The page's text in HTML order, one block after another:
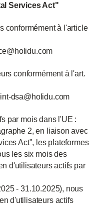
Services Act"
conformément à l'article
conformément à l'art.
dsa@holidu.com
par mois dans l'UE :
2, en liaison avec
Act", les plateformes
les six mois des
d'utilisateurs actifs par
- 31.10.2025), nous
d'utilisateurs actifs